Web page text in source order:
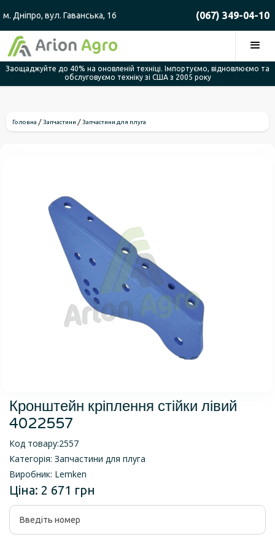
м. Дніпро, вул. Гаванська, 16 (067) 349-04-10
Заощаджуйте до 40% на оновленій техніці. Імпортуємо, відновлюємо та
обслуговуємо техніку зі США з 2005 року
Головна Запчастини Запчастини для плуга
Кронштейн кріплення стійки лівий
4022557
Код товару:2557
Категорія: Запчастини для плуга
Виробник: Lemken
Ціна: 2 671 грн